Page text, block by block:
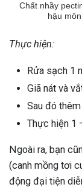
Chất nhầy
hậu
Thực hiện:
Rửa sạch 1
Giã nát và
Sau đó
Thực hiện 1
Ngoài ra, bạn
(canh mồng tơi
động đại tiện